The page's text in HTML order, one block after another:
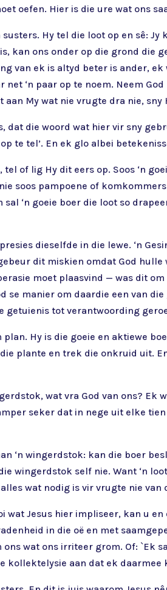
oefen. Hier is die ure wat ons
Hy tel die loot op en sê:
kan ons onder op die grond die
van ek is altyd beter is ander,
‘n paar op te noem. Neem
My wat nie vrugte dra nie, sny
dat die woord wat hier vir sny
te tel’. En ek glo albei
of lig Hy dit eers op. Soos ‘n
soos pampoene of
‘n goeie boer die loot so
dieselfde in die lewe. ‘n
dit miskien omdat God
moet plaasvind — was dit
se manier om daardie een van
tot verantwoording
plan. Hy is die goeie en aktiewe
plante en trek die onkruid uit.
wat vra God van ons?
seker dat in nege uit elke
‘n wingerdstok: kan die boer
wingerdstok self nie. Want ‘n
wat nodig is vir vrugte nie van
wat Jesus hier impliseer, kan u
in die oë en met
wat ons irriteer grom. Of: `Ek
kollektelysie aan dat ek